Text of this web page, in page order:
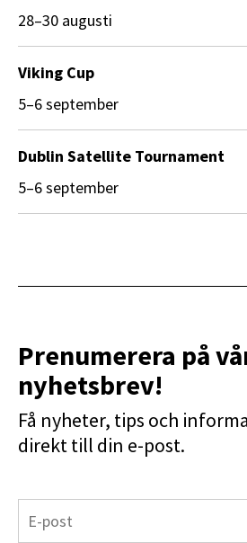
28–30 augusti
Viking Cup
5–6 september
Dublin Satellite Tournament
5–6 september
Prenumerera på
nyhetsbrev!
Få nyheter, tips och
direkt till din e-post.